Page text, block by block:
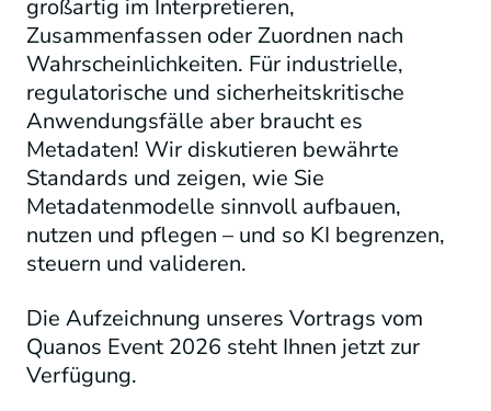
großartig im Interpretieren,
Zusammenfassen oder Zuordnen nach
Wahrscheinlichkeiten. Für industrielle,
regulatorische und sicherheitskritische
Anwendungsfälle aber braucht es
Metadaten! Wir diskutieren bewährte
Standards und zeigen, wie Sie
Metadatenmodelle sinnvoll aufbauen,
nutzen und pflegen – und so KI begrenzen,
steuern und valideren.
Die Aufzeichnung unseres Vortrags vom
Quanos Event 2026 steht Ihnen jetzt zur
Verfügung.